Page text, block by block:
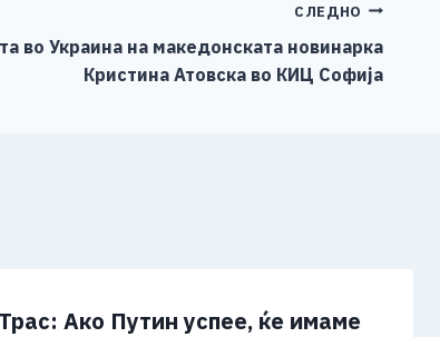
СЛЕДНО
во Украина на македонската новинарка
Кристина Атовска во КИЦ Софија
Трас: Ако Путин успее, ќе имаме